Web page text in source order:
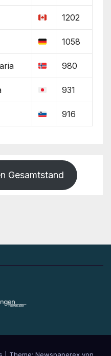
1202
1058
980
931
916
Gesamtstand